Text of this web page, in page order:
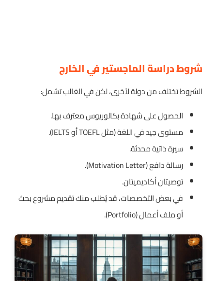
شروط دراسة الماجستير في الخارج
الشروط تختلف من دولة لأخرى، لكن في الغالب تشمل:
الحصول على شهادة بكالوريوس معترف بها.
مستوى جيد في اللغة (مثل TOEFL أو IELTS).
سيرة ذاتية محدثة.
رسالة دافع (Motivation Letter).
توصيتان أكاديميتان.
في بعض التخصصات، قد يُطلب منك تقديم مشروع بحث
أو ملف أعمال (Portfolio).